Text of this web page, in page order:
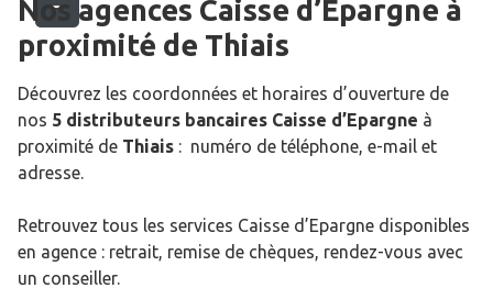
Nos agences Caisse d’Epargne à
proximité de Thiais
Découvrez les coordonnées et horaires d’ouverture de
nos 5 distributeurs bancaires Caisse d’Epargne à
proximité de Thiais : numéro de téléphone, e-mail et
adresse.
Retrouvez tous les services Caisse d’Epargne disponibles
en agence : retrait, remise de chèques, rendez-vous avec
un conseiller.